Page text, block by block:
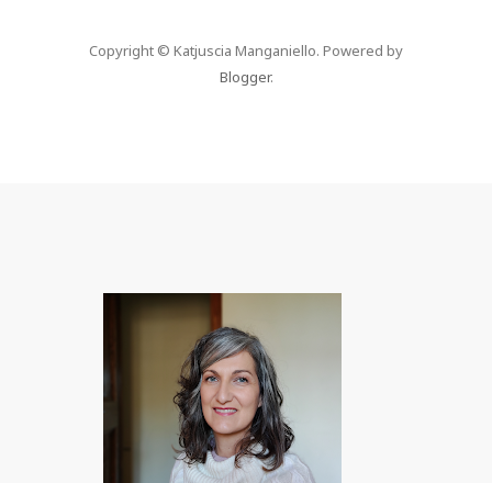
Copyright © Katjuscia Manganiello. Powered by
Blogger.